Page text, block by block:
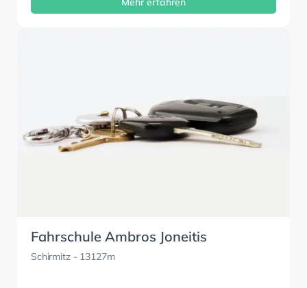
Fahrschule Ambros Joneitis
Schirmitz- 13127m